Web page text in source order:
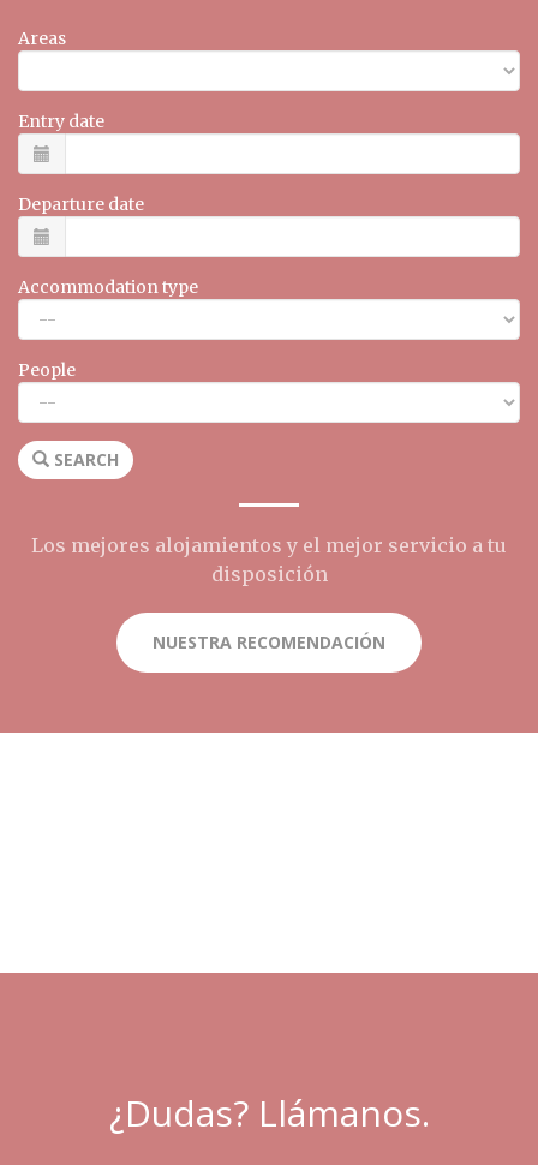
Areas
Entry date
Departure date
Accommodation type
People
SEARCH
Los mejores alojamientos y el mejor servicio a tu
disposición
NUESTRA RECOMENDACIÓN
¿Dudas? Llámanos.